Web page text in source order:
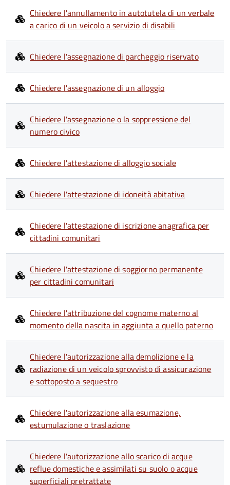
Chiedere l'annullamento in autotutela di un verbale
a carico di un veicolo a servizio di disabili
Chiedere l'assegnazione di parcheggio riservato
Chiedere l'assegnazione di un alloggio
Chiedere l'assegnazione o la soppressione del
numero civico
Chiedere l'attestazione di alloggio sociale
Chiedere l'attestazione di idoneità abitativa
Chiedere l'attestazione di iscrizione anagrafica per
cittadini comunitari
Chiedere l'attestazione di soggiorno permanente
per cittadini comunitari
Chiedere l'attribuzione del cognome materno al
momento della nascita in aggiunta a quello paterno
Chiedere l'autorizzazione alla demolizione e la
radiazione di un veicolo sprovvisto di assicurazione
e sottoposto a sequestro
Chiedere l'autorizzazione alla esumazione,
estumulazione o traslazione
Chiedere l'autorizzazione allo scarico di acque
reflue domestiche e assimilati su suolo o acque
superficiali pretrattate